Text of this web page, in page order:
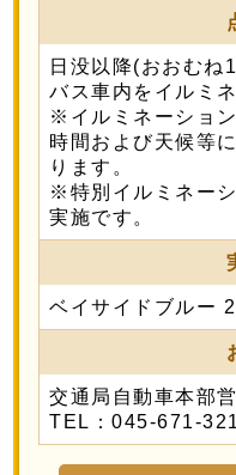
日没以降(おおむね
バス車内をイルミ
※イルミネーショ
時間および天候等
ります。
※特別イルミネー
実施です。
ベイサイドブルー
交通局自動車本部
TEL：045-671-